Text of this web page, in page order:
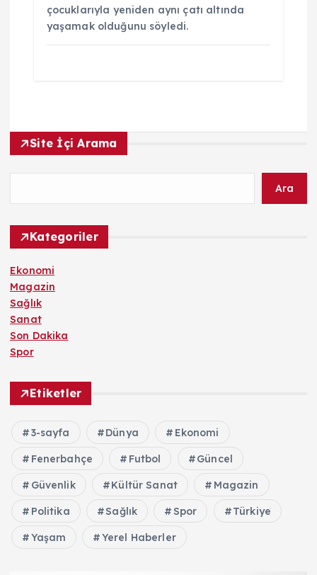
çocuklarıyla yeniden aynı çatı altında
yaşamak olduğunu söyledi.
Site İçi Arama
Ara
Kategoriler
Ekonomi
Magazin
Sağlık
Sanat
Son Dakika
Spor
Etiketler
3-sayfa Dünya Ekonomi
Fenerbahçe Futbol Güncel
Güvenlik Kültür Sanat Magazin
Politika Sağlık Spor Türkiye
Yaşam Yerel Haberler